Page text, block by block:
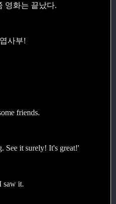
영화는 끝났다.
사부!
friends.
See it surely! It's great!'
saw it.